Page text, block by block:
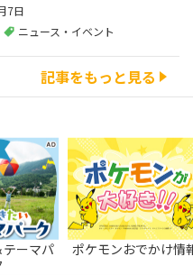
7日
ニュース・イベント
記事をもっと見る
テーマパ
ポケモンおでかけ情